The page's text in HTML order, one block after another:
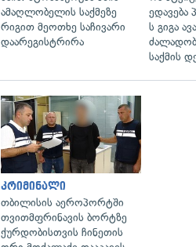
ამაღლობელის საქმეზე
რიგით მეოთხე საჩივარი
დაარეგისტრირა
ედავება
ს გიგა
საქმის
კრიმინალი
თბილისის აეროპორტში
თვითმფრინავის ბორტზე
ქურდობისთვის ჩინეთის